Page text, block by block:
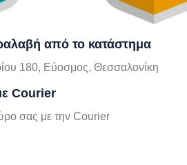
από το κατάστημα
180, Εύοσμος, Θεσσαλονίκη
Courier
σας με την Courier